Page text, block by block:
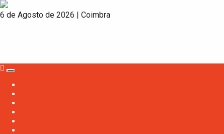
6 de Agosto de 2026 | Coimbra
T
g
e
n